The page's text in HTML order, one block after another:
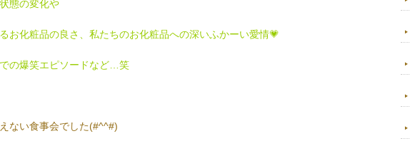
態の変化や
お化粧品の良さ、私たちのお化粧品への深いふかーい愛情💗
の爆笑エピソードなど…笑
ない食事会でした(#^^#)